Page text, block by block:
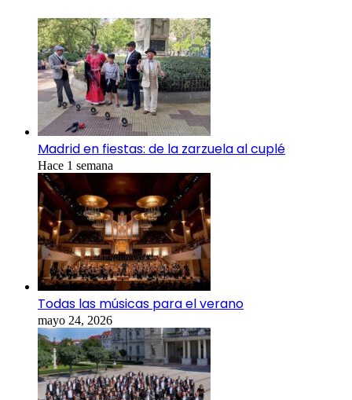
Madrid en fiestas: de la zarzuela al cuplé
Hace 1 semana
Todas las músicas para el verano
mayo 24, 2026